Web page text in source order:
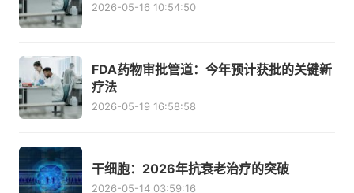
2026-05-16 10:54:50
FDA药物审批管道：今年预计获批的关键新
疗法
2026-05-19 16:58:58
干细胞：2026年抗衰老治疗的突破
2026-05-14 03:59:16